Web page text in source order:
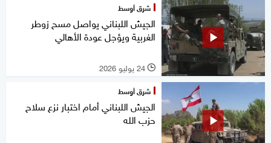
شرق أوسط
الجيش اللبناني يواصل مسح زوطر
الغربية ويؤجل عودة الأهالي
l 24 يوليو 2026
شرق أوسط
الجيش اللبناني أمام اختبار نزع سلاح
حزب الله